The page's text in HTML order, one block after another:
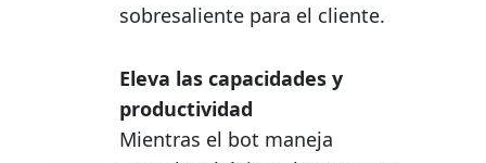
sobresaliente para el cliente.
Eleva las capacidades y
productividad
Mientras el bot maneja